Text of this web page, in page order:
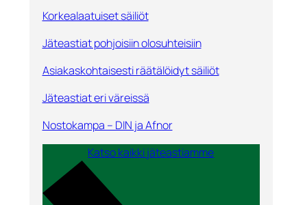
Korkealaatuiset säiliöt
Jäteastiat pohjoisiin olosuhteisiin
Asiakaskohtaisesti räätälöidyt säiliöt
Jäteastiat eri väreissä
Nostokampa – DIN ja Afnor
Katso kaikki jäteastiamme